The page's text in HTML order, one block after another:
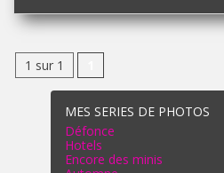
1 sur 1
MES SERIES DE PHOTOS
Défonce
Hotels
Encore des minis